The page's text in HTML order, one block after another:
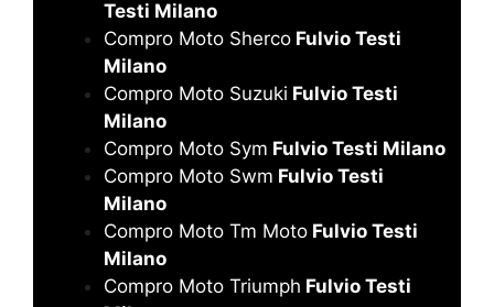
Testi Milano
Compro Moto Sherco Fulvio Testi
Milano
Compro Moto Suzuki Fulvio Testi
Milano
Compro Moto Sym Fulvio Testi Milano
Compro Moto Swm Fulvio Testi
Milano
Compro Moto Tm Moto Fulvio Testi
Milano
Compro Moto Triumph Fulvio Testi